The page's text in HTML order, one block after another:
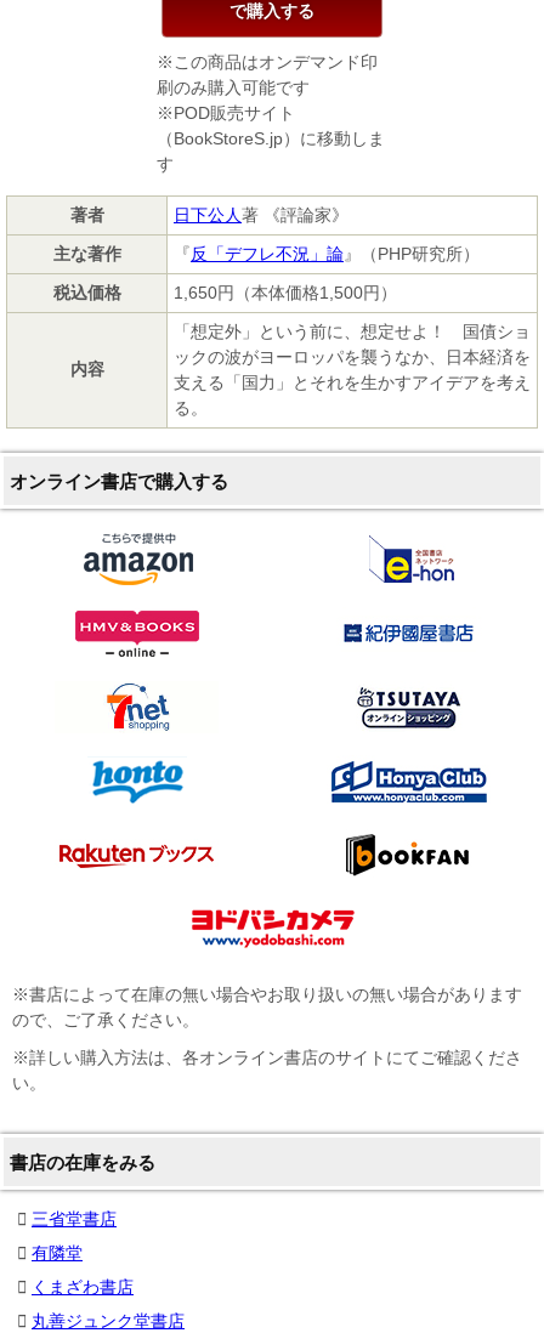
で購入する
※この商品はオンデマンド印
刷のみ購入可能です
※POD販売サイト
（BookStoreS.jp）に移動しま
す
著者 日下公人著 《評論家》
主な著作
『反「デフレ不況」論』（PHP研究所）
税込価格
1,650円（本体価格1,500円）
内容
「想定外」という前に、想定せよ！ 国債ショ
ックの波がヨーロッパを襲うなか、日本経済を
支える「国力」とそれを生かすアイデアを考え
る。
オンライン書店で購入する
※書店によって在庫の無い場合やお取り扱いの無い場合があります
ので、ご了承ください。
※詳しい購入方法は、各オンライン書店のサイトにてご確認くださ
い。
書店の在庫をみる
三省堂書店
有隣堂
くまざわ書店
丸善ジュンク堂書店